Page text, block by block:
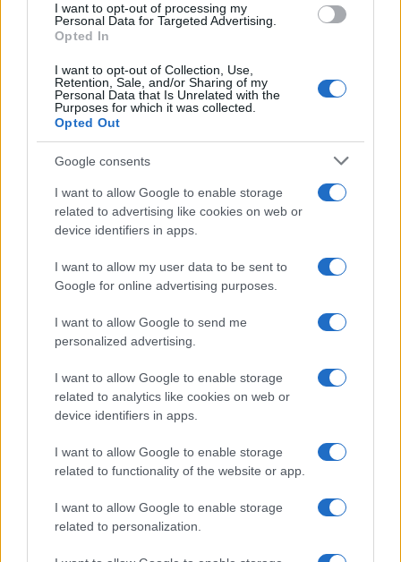
I want to opt-out of processing my
Personal Data for Targeted Advertising.
Opted In
I want to opt-out of Collection, Use,
Retention, Sale, and/or Sharing of my
Personal Data that Is Unrelated with the
Purposes for which it was collected.
Opted Out
Google consents
I want to allow Google to enable storage
related to advertising like cookies on web or
device identifiers in apps.
I want to allow my user data to be sent to
Google for online advertising purposes.
I want to allow Google to send me
personalized advertising.
I want to allow Google to enable storage
related to analytics like cookies on web or
device identifiers in apps.
I want to allow Google to enable storage
related to functionality of the website or app.
I want to allow Google to enable storage
related to personalization.
Compra tu coche de segunda mano en
Heycar
¿Estás pensando en renovar tu coche? Apostar por…
AUTOMOVIL
Guía definitiva para comprar coches
Aprende a evaluar la calidad, seguridad y garantías…